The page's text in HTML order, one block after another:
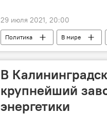
29 июля 2021, 20:00
Политика В мире
МИД Беларуси
В
крупнейший
энергетики